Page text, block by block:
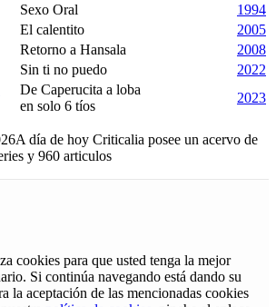
Sexo Oral
1994
El calentito
2005
Retorno a Hansala
2008
Sin ti no puedo
2022
De Caperucita a loba
en solo 6 tíos
2023
A día de hoy Criticalia posee un acervo de
y 960 articulos
cookies para que usted tenga la mejor
Si continúa navegando está dando su
la aceptación de las mencionadas cookies